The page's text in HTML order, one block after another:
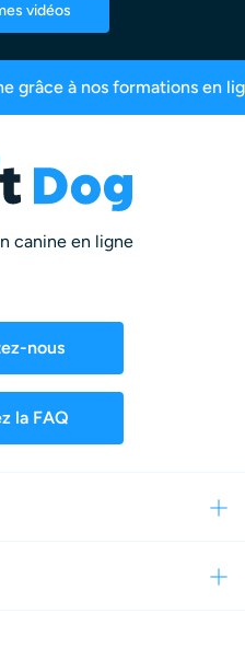
vidéos
inscrits
canine en ligne
nous
la FAQ